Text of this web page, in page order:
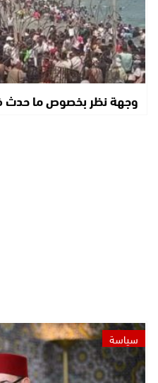
وجهة نظر بخصوص ما حدث
سياسة